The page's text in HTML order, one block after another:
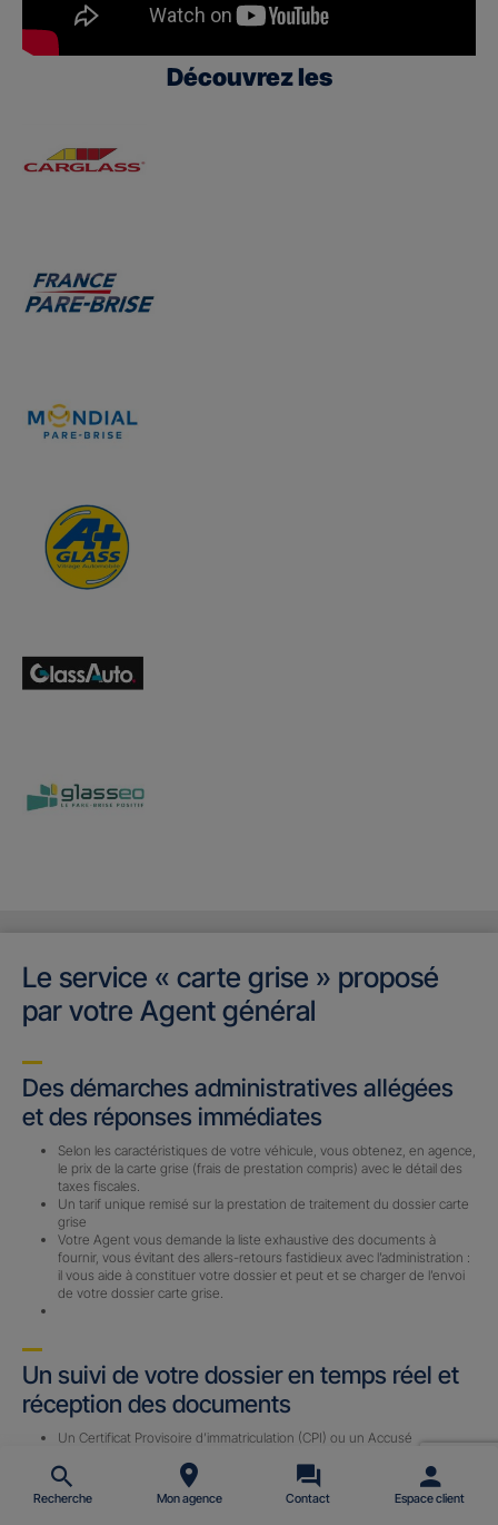
Découvrez les
Le service « carte grise » proposé
par votre Agent général
Des démarches administratives allégées
et des réponses immédiates
Selon les caractéristiques de votre véhicule, vous obtenez, en agence,
le prix de la carte grise (frais de prestation compris) avec le détail des
taxes fiscales.
Un tarif unique remisé sur la prestation de traitement du dossier carte
grise
Votre Agent vous demande la liste exhaustive des documents à
fournir, vous évitant des allers-retours fastidieux avec l’administration :
il vous aide à constituer votre dossier et peut et se charger de l’envoi
de votre dossier carte grise.
Un suivi de votre dossier en temps réel et
réception des documents
Un Certificat Provisoire d’immatriculation (CPI) ou un Accusé
envoyé par email (sous 24 h) avec le n° d’immatriculation définitif une
fois le dossier complet reçu par notre prestataire.
Recherche Mon agence Contact Espace client